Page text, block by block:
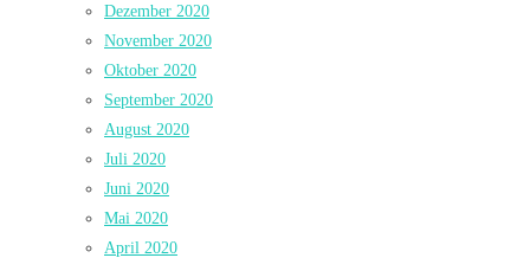
Dezember 2020
November 2020
Oktober 2020
September 2020
August 2020
Juli 2020
Juni 2020
Mai 2020
April 2020